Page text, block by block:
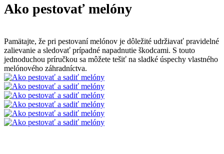
Ako pestovať melóny
Pamätajte, že pri pestovaní melónov je dôležité udržiavať pravidelné
zalievanie a sledovať prípadné napadnutie škodcami. S touto
jednoduchou príručkou sa môžete tešiť na sladké úspechy vlastného
melónového záhradníctva.